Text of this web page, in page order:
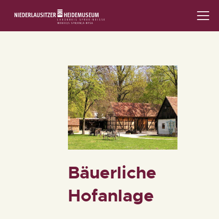
SCHLOSS & MUSEUM
AUSSTELLUNGEN
VERANSTALTUNGEN
DIE SAMMLUNG
RUND UMS MUSEUM
PÄDAGOGIK
Bäuerliche
Hofanlage